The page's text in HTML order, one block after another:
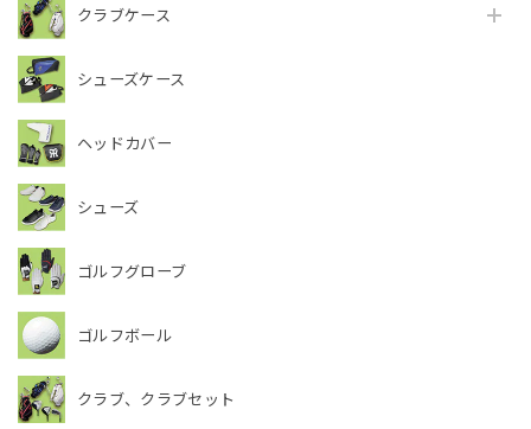
クラブケース
シューズケース
ヘッドカバー
シューズ
ゴルフグローブ
ゴルフボール
クラブ、クラブセット